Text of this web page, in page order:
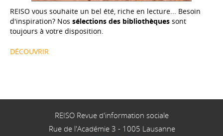
REISO vous souhaite un bel été, riche en lecture... Besoin
d'inspiration? Nos sélections des bibliothèques sont
toujours à votre disposition.
DÉCOUVRIR
REISO Revue d'information sociale
Rue de l'Académie 3 - 1005 Lausanne